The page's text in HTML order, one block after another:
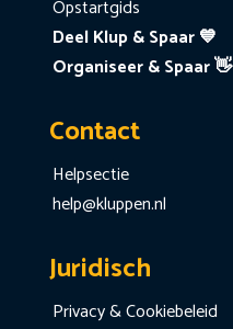
Opstartgids
Deel Klup & Spaar 💙
Organiseer & Spaar 👋
Contact
Helpsectie
help@kluppen.nl
Juridisch
Privacy & Cookiebeleid